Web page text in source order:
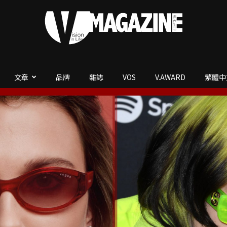
V.Magazine
文章 品牌 雜誌 VOS V.AWARD 繁體